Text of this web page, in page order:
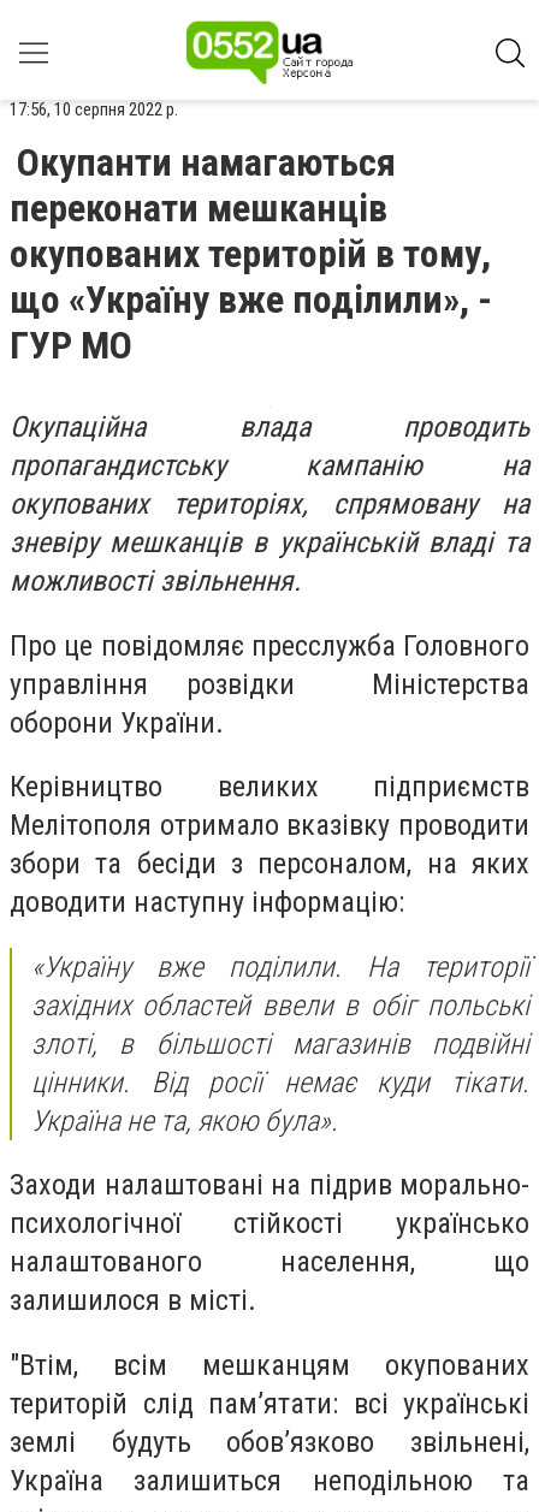
17:56, 10 серпня 2022 р.
Окупанти намагаються
переконати мешканців
окупованих територій в тому,
що «Україну вже поділили», -
ГУР МО
Окупаційна влада проводить
пропагандистську кампанію на
окупованих територіях, спрямовану на
зневіру мешканців в українській владі та
можливості звільнення.
Про це повідомляє пресслужба Головного
управління розвідки Міністерства
оборони України.
Керівництво великих підприємств
Мелітополя отримало вказівку проводити
збори та бесіди з персоналом, на яких
доводити наступну інформацію:
«Україну вже поділили. На території
західних областей ввели в обіг польські
злоті, в більшості магазинів подвійні
цінники. Від росії немає куди тікати.
Україна не та, якою була».
Заходи налаштовані на підрив морально-
психологічної стійкості українсько
налаштованого населення, що
залишилося в місті.
"Втім, всім мешканцям окупованих
територій слід пам’ятати: всі українські
землі будуть обов’язково звільнені,
Україна залишиться неподільною та